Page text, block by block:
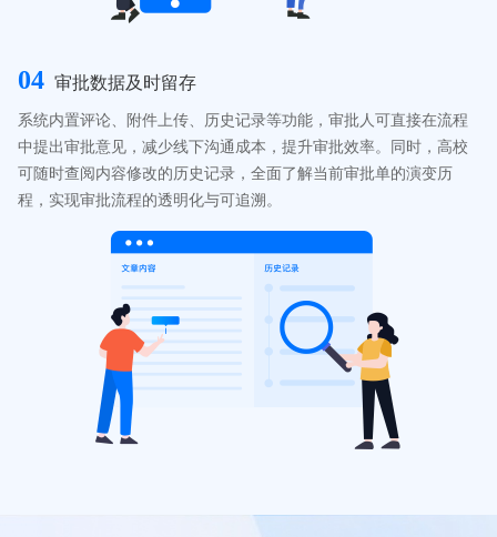
04 审批数据及时留存
系统内置评论、附件上传、历史记录等功能，审批人可直接在流程
中提出审批意见，减少线下沟通成本，提升审批效率。同时，高校
可随时查阅内容修改的历史记录，全面了解当前审批单的演变历
程，实现审批流程的透明化与可追溯。